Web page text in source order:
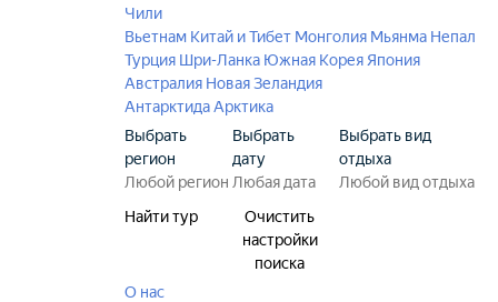
Чили
Вьетнам Китай и Тибет Монголия Мьянма Непал
Турция Шри-Ланка Южная Корея Япония
Австралия Новая Зеландия
АнтарктидаАрктика
Выбрать
регион
Выбрать
дату
Выбрать вид
отдыха
Найти тур
Очистить
настройки
поиска
О нас